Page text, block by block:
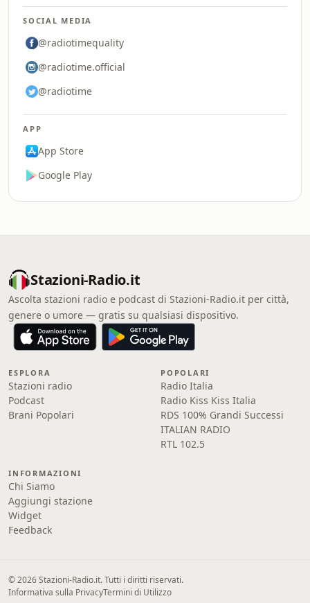
SOCIAL MEDIA
@radiotimequality
@radiotime.official
@radiotime
APP
App Store
Google Play
Stazioni-Radio.it
Ascolta stazioni radio e podcast di Stazioni-Radio.it per città,
genere o umore — gratis su qualsiasi dispositivo.
ESPLORA
Stazioni radio
Podcast
Brani Popolari
POPOLARI
Radio Italia
Radio Kiss Kiss Italia
RDS 100% Grandi Successi
ITALIAN RADIO
RTL 102.5
INFORMAZIONI
Chi Siamo
Aggiungi stazione
Widget
Feedback
© 2026 Stazioni-Radio.it. Tutti i diritti riservati.
Informativa sulla PrivacyTermini di Utilizzo